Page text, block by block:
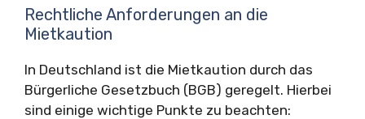
Rechtliche Anforderungen an die
Mietkaution
In Deutschland ist die Mietkaution durch das
Bürgerliche Gesetzbuch (BGB) geregelt. Hierbei
sind einige wichtige Punkte zu beachten: